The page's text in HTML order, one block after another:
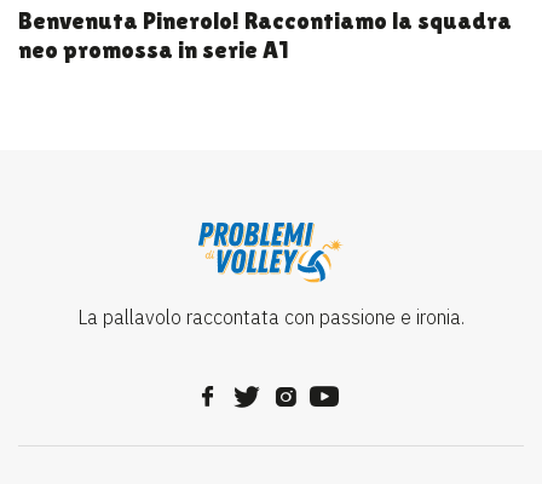
Benvenuta Pinerolo! Raccontiamo la squadra
neo promossa in serie A1
La pallavolo raccontata con passione e ironia.